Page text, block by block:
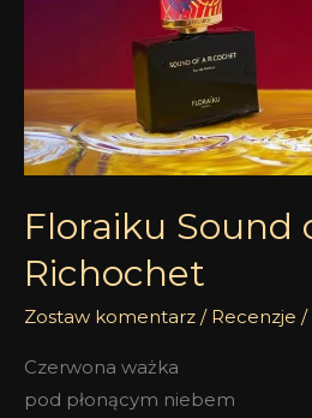
Floraiku Sound
Richochet
Zostaw komentarz / Recenzje /
Czerwona ważka
pod płonącym niebem